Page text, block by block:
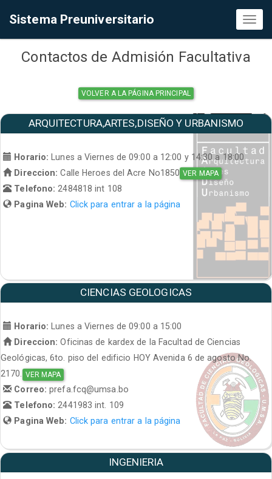
Sistema Preuniversitario
Contactos de Admisión Facultativa
VOLVER A LA PÁGINA PRINCIPAL
ARQUITECTURA,ARTES,DISEÑO Y URBANISMO
Horario:
Lunes a Viernes de 09:00 a 12:00 y 14:30 a 18:00
Direccion: Calle Heroes del Acre No1850 VER MAPA
Telefono: 2484818 int 108
Pagina Web: Click para entrar a la página
CIENCIAS GEOLOGICAS
Horario: Lunes a Viernes de 09:00 a 15:00
Direccion: Oficinas de kardex de la Facultad de Ciencias
Geológicas, 6to. piso del edificio HOY Avenida 6 de agosto No.
2170. VER MAPA
Correo:prefa.fcq@umsa.bo
Telefono:2441983 int. 109
Pagina Web: Click para entrar a la página
INGENIERIA